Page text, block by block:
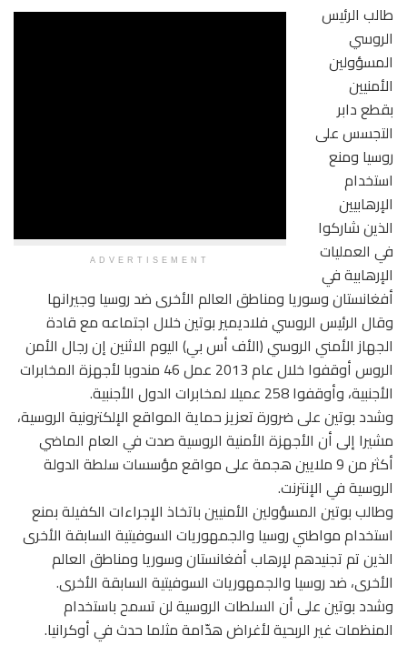
ADVERTISEMENT
طالب الرئيس
الروسي
المسؤولين
الأمنيين
بقطع دابر
التجسس على
روسيا ومنع
استخدام
الإرهابيين
الذين شاركوا
في العمليات
الإرهابية في
أفغانستان وسوريا ومناطق العالم الأخرى ضد روسيا وجيرانها
وقال الرئيس الروسي فلاديمير بوتين خلال اجتماعه مع قادة
الجهاز الأمني الروسي (الأف أس بي) اليوم الاثنين إن رجال الأمن
الروس أوقفوا خلال عام 2013 عمل 46 مندوبا لأجهزة المخابرات
الأجنبية، وأوقفوا 258 عميلا لمخابرات الدول الأجنبية.
وشدد بوتين على ضرورة تعزيز حماية المواقع الإلكترونية الروسية،
مشيرا إلى أن الأجهزة الأمنية الروسية صدت في العام الماضي
أكثر من 9 ملايين هجمة على مواقع مؤسسات سلطة الدولة
الروسية في الإنترنت.
وطالب بوتين المسؤولين الأمنيين باتخاذ الإجراءات الكفيلة بمنع
استخدام مواطني روسيا والجمهوريات السوفيتية السابقة الأخرى
الذين تم تجنيدهم لإرهاب أفغانستان وسوريا ومناطق العالم
الأخرى، ضد روسيا والجمهوريات السوفيتية السابقة الأخرى.
وشدد بوتين على أن السلطات الروسية لن تسمح باستخدام
المنظمات غير الربحية لأغراض هدّامة مثلما حدث في أوكرانيا.